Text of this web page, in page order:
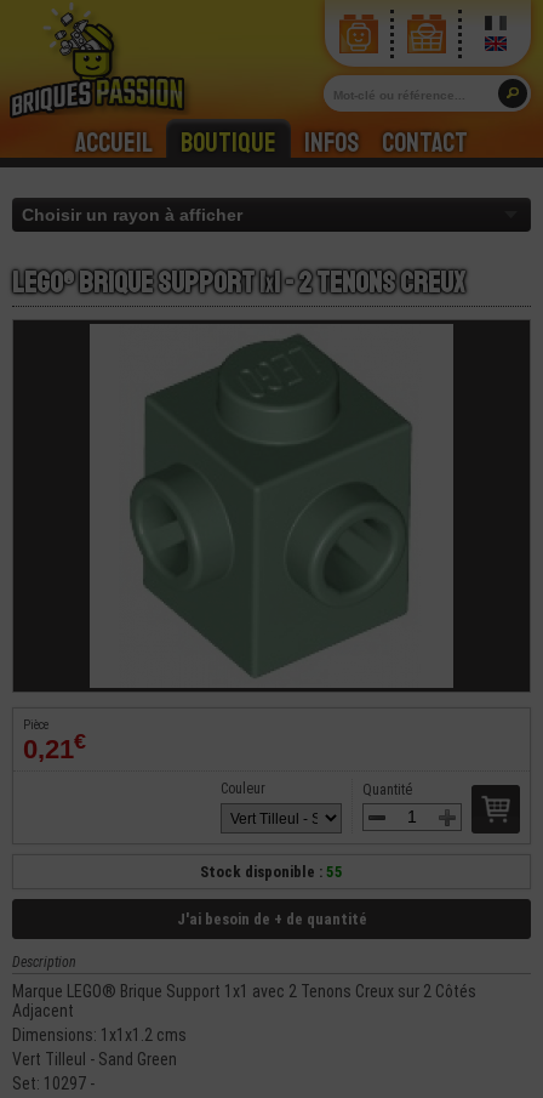
Accueil Boutique Infos Contact
LEGO® Brique Support 1x1 - 2 Tenons Creux
Pièce
0,21€
Quantité
Couleur
Stock disponible : 55
J'ai besoin de + de quantité
Description
Marque LEGO® Brique Support 1x1 avec 2 Tenons Creux sur 2 Côtés
Adjacent
Dimensions: 1x1x1.2 cms
Vert Tilleul - Sand Green
Set: 10297 -